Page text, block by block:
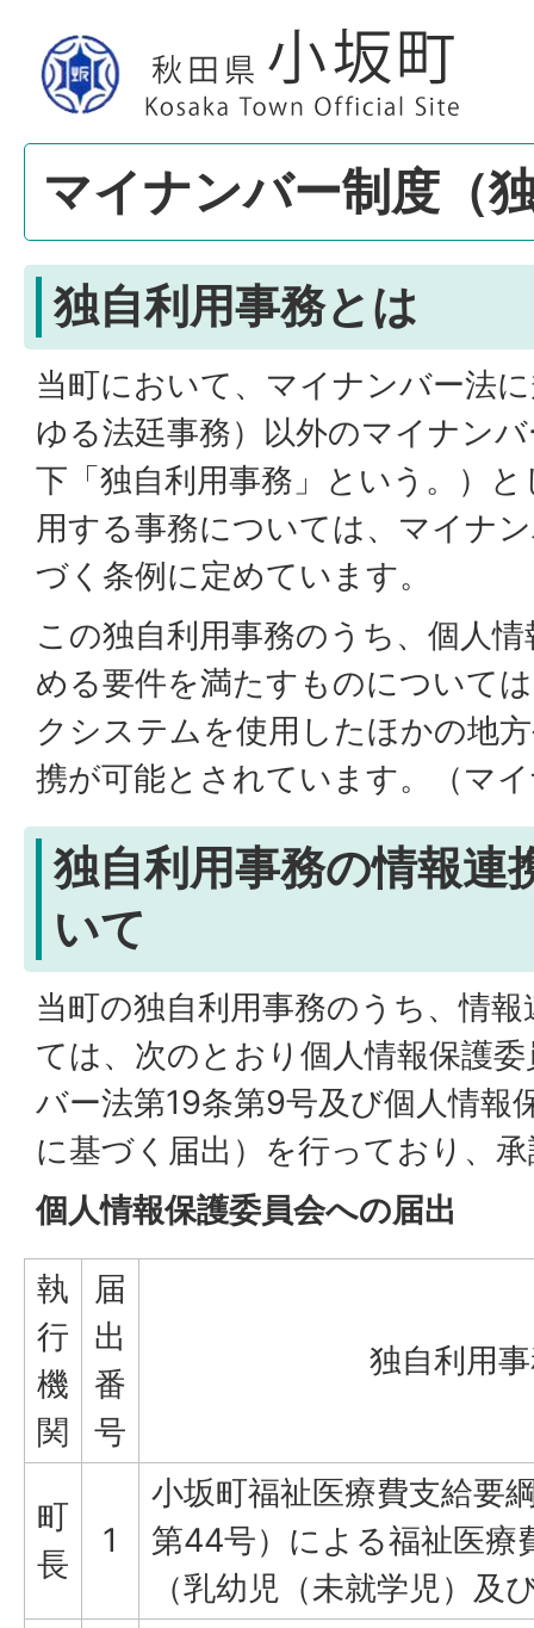
マイナンバー制度（
独自利用事務とは
当町において、マイナンバー法
ゆる法廷事務）以外のマイナン
下「独自利用事務」という。）
用する事務については、マイナ
づく条例に定めています。
この独自利用事務のうち、個人
める要件を満たすものについて
クシステムを使用したほかの地
携が可能とされています。（マ
独自利用事務の情報連
いて
当町の独自利用事務のうち、情
ては、次のとおり個人情報保護
バー法第19条第9号及び個人情報
に基づく届出）を行っており、
個人情報保護委員会への届出
執
行
機
関
届
出
番
号
独自利用
町
長
1
小坂町福祉医療費支給要
第44号）による福祉医療
（乳幼児（未就学児）及